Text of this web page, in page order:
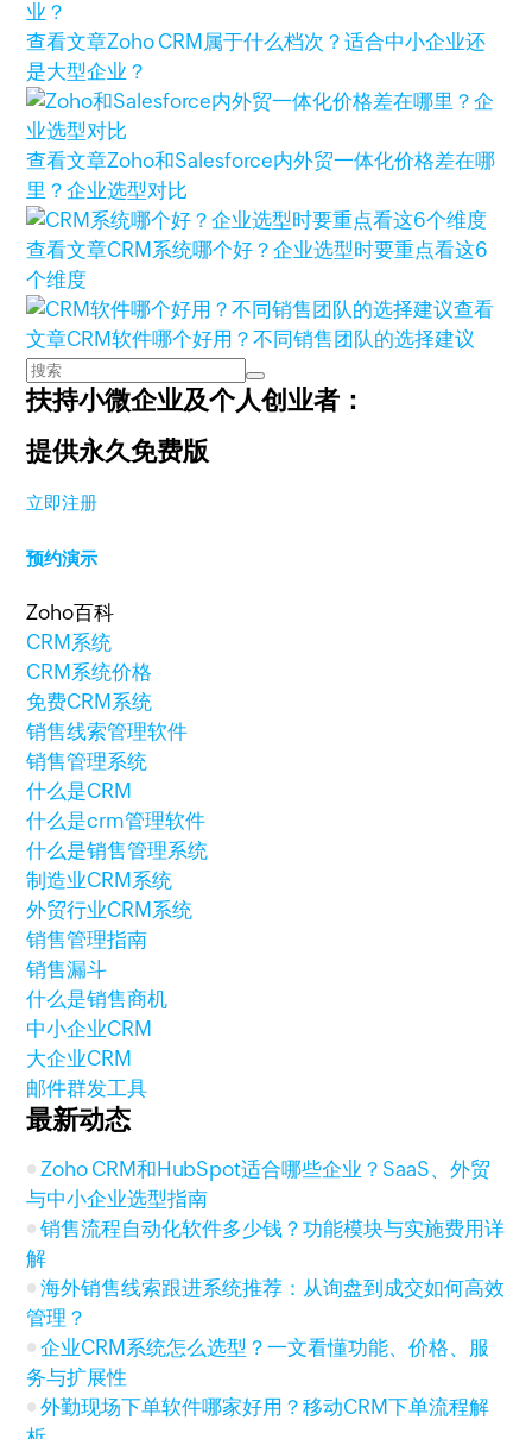
查看文章Zoho CRM属于什么档次？适合中小企业还
是大型企业？
查看文章Zoho和Salesforce内外贸一体化价格差在哪
里？企业选型对比
查看文章CRM系统哪个好？企业选型时要重点看这6
个维度
查看
文章CRM软件哪个好用？不同销售团队的选择建议
扶持小微企业及个人创业者：
提供永久免费版
立即注册
预约演示
Zoho百科
CRM系统
CRM系统价格
免费CRM系统
销售线索管理软件
销售管理系统
什么是CRM
什么是crm管理软件
什么是销售管理系统
制造业CRM系统
外贸行业CRM系统
销售管理指南
销售漏斗
什么是销售商机
中小企业CRM
大企业CRM
邮件群发工具
最新动态
Zoho CRM和HubSpot适合哪些企业？SaaS、外贸
与中小企业选型指南
销售流程自动化软件多少钱？功能模块与实施费用详
解
海外销售线索跟进系统推荐：从询盘到成交如何高效
管理？
企业CRM系统怎么选型？一文看懂功能、价格、服
务与扩展性
外勤现场下单软件哪家好用？移动CRM下单流程解